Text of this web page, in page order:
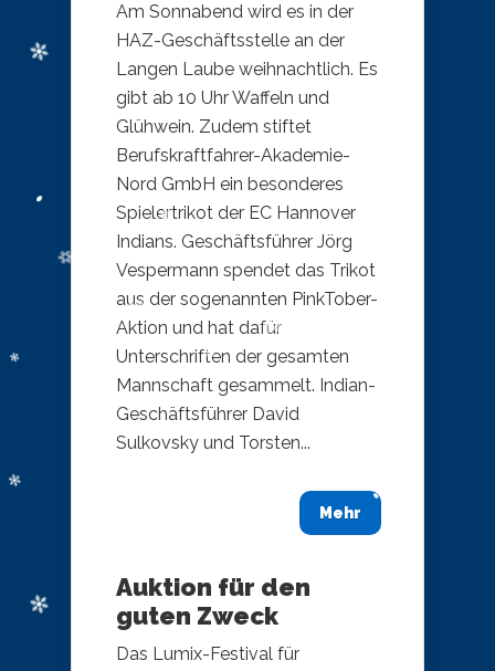
Am Sonnabend wird es in der
HAZ-Geschäftsstelle an der
Langen Laube weihnachtlich. Es
gibt ab 10 Uhr Waffeln und
Glühwein. Zudem stiftet
Berufskraftfahrer-Akademie-
Nord GmbH ein besonderes
Spielertrikot der EC Hannover
Indians. Geschäftsführer Jörg
Vespermann spendet das Trikot
aus der sogenannten PinkTober-
Aktion und hat dafür
Unterschriften der gesamten
Mannschaft gesammelt. Indian-
Geschäftsführer David
Sulkovsky und Torsten...
Mehr
Auktion für den
guten Zweck
Das Lumix-Festival für